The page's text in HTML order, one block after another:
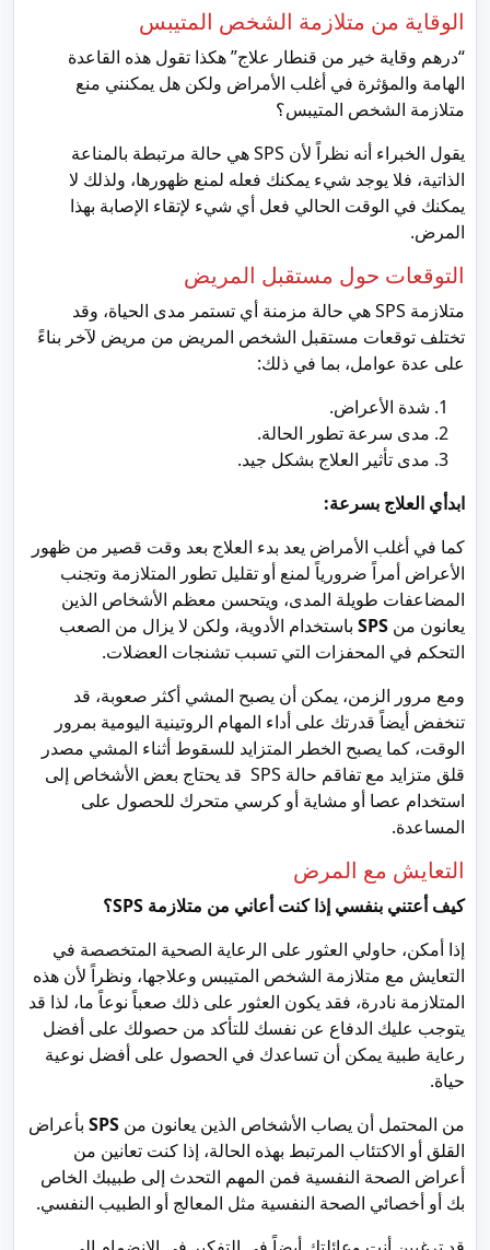
الوقاية من متلازمة الشخص المتيبس
“درهم وقاية خير من قنطار علاج” هكذا تقول هذه القاعدة
الهامة والمؤثرة في أغلب الأمراض ولكن هل يمكنني منع
متلازمة الشخص المتيبس؟
يقول الخبراء أنه نظراً لأن SPS هي حالة مرتبطة بالمناعة
الذاتية، فلا يوجد شيء يمكنك فعله لمنع ظهورها، ولذلك لا
يمكنك في الوقت الحالي فعل أي شيء لإتقاء الإصابة بهذا
المرض.
التوقعات حول مستقبل المريض
متلازمة SPS هي حالة مزمنة أي تستمر مدى الحياة، وقد
تختلف توقعات مستقبل الشخص المريض من مريض لآخر بناءً
على عدة عوامل، بما في ذلك:
شدة الأعراض.
مدى سرعة تطور الحالة.
مدى تأثير العلاج بشكل جيد.
ابدأي العلاج بسرعة:
كما في أغلب الأمراض يعد بدء العلاج بعد وقت قصير من ظهور
الأعراض أمراً ضرورياً لمنع أو تقليل تطور المتلازمة وتجنب
المضاعفات طويلة المدى، ويتحسن معظم الأشخاص الذين
يعانون من SPS باستخدام الأدوية، ولكن لا يزال من الصعب
التحكم في المحفزات التي تسبب تشنجات العضلات.
ومع مرور الزمن، يمكن أن يصبح المشي أكثر صعوبة، قد
تنخفض أيضاً قدرتك على أداء المهام الروتينية اليومية بمرور
الوقت، كما يصبح الخطر المتزايد للسقوط أثناء المشي مصدر
قلق متزايد مع تفاقم حالة SPS قد يحتاج بعض الأشخاص إلى
استخدام عصا أو مشاية أو كرسي متحرك للحصول على
المساعدة.
التعايش مع المرض
كيف أعتني بنفسي إذا كنت أعاني من متلازمة SPS؟
إذا أمكن، حاولي العثور على الرعاية الصحية المتخصصة في
التعايش مع متلازمة الشخص المتيبس وعلاجها، ونظراً لأن هذه
المتلازمة نادرة، فقد يكون العثور على ذلك صعباً نوعاً ما، لذا قد
يتوجب عليك الدفاع عن نفسك للتأكد من حصولك على أفضل
رعاية طبية يمكن أن تساعدك في الحصول على أفضل نوعية
حياة.
من المحتمل أن يصاب الأشخاص الذين يعانون من SPS بأعراض
القلق أو الاكتئاب المرتبط بهذه الحالة، إذا كنت تعانين من
أعراض الصحة النفسية فمن المهم التحدث إلى طبيبك الخاص
بك أو أخصائي الصحة النفسية مثل المعالج أو الطبيب النفسي.